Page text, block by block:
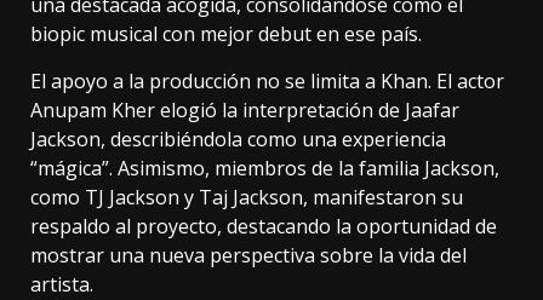
biopic musical con mejor debut en ese país.
El apoyo a la producción no se limita a Khan. El actor
Anupam Kher elogió la interpretación de Jaafar
Jackson, describiéndola como una experiencia
“mágica”. Asimismo, miembros de la familia Jackson,
como TJ Jackson y Taj Jackson, manifestaron su
respaldo al proyecto, destacando la oportunidad de
mostrar una nueva perspectiva sobre la vida del
artista.